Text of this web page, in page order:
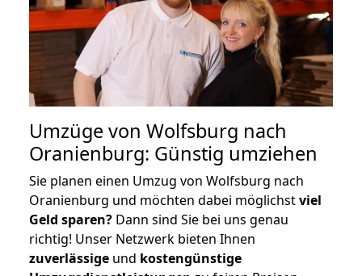
Umzüge von Wolfsburg nach
Oranienburg: Günstig umziehen
Sie planen einen Umzug von Wolfsburg nach
Oranienburg und möchten dabei möglichstviel
Geld sparen? Dann sind Sie bei uns genau
richtig! Unser Netzwerk bieten Ihnen
zuverlässige und kostengünstige